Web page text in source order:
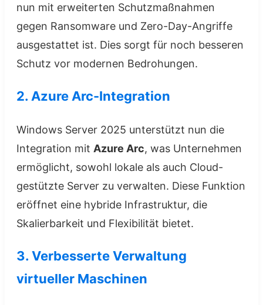
nun mit erweiterten Schutzmaßnahmen
gegen Ransomware und Zero-Day-Angriffe
ausgestattet ist. Dies sorgt für noch besseren
Schutz vor modernen Bedrohungen.
2. Azure Arc-Integration
Windows Server 2025 unterstützt nun die
Integration mit Azure Arc, was Unternehmen
ermöglicht, sowohl lokale als auch Cloud-
gestützte Server zu verwalten. Diese Funktion
eröffnet eine hybride Infrastruktur, die
Skalierbarkeit und Flexibilität bietet.
3. Verbesserte Verwaltung
virtueller Maschinen